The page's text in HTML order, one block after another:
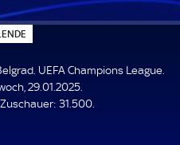
P
E
L
E
N
UEFA Champions League.
29.01.2025.
Zuschauer: Z
31.500.